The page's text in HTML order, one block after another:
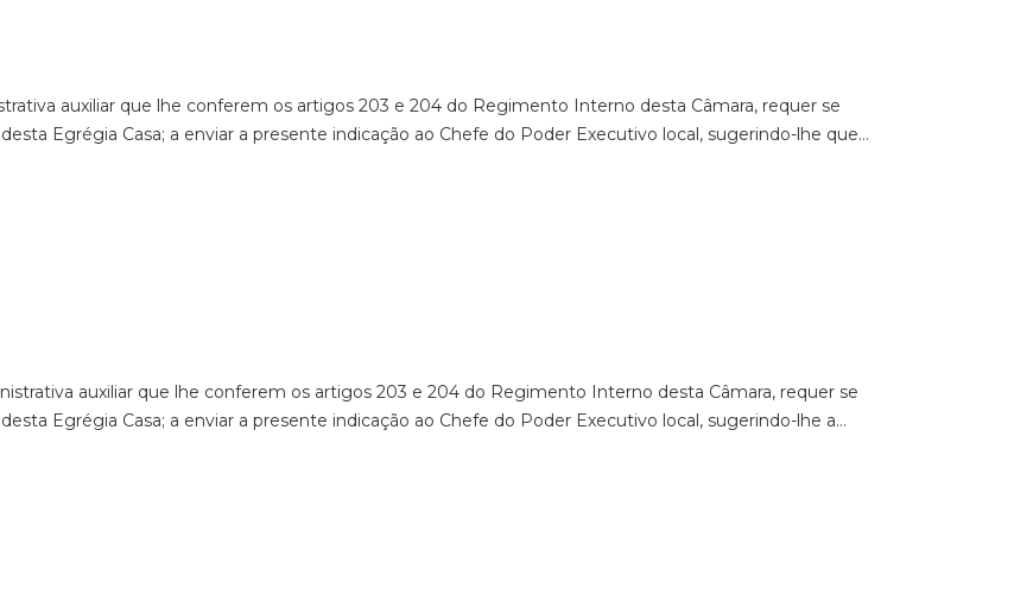
auxiliar que lhe conferem os artigos 203 e 204 do Regimento Interno desta Câmara, requer se
Egrégia Casa; a enviar a presente indicação ao Chefe do Poder Executivo local, sugerindo-lhe que…
auxiliar que lhe conferem os artigos 203 e 204 do Regimento Interno desta Câmara, requer se
Egrégia Casa; a enviar a presente indicação ao Chefe do Poder Executivo local, sugerindo-lhe a…